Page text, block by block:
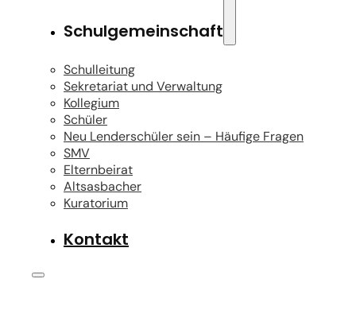
Schulgemeinschaft
Schulleitung
Sekretariat und Verwaltung
Kollegium
Schüler
Neu Lenderschüler sein – Häufige Fragen
SMV
Elternbeirat
Altsasbacher
Kuratorium
Kontakt